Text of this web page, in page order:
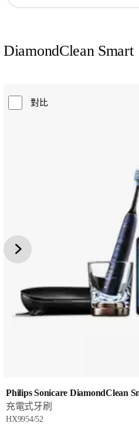
DiamondClean Smart
對比
Philips Sonicare DiamondClean
充電式牙刷
HX9954/52